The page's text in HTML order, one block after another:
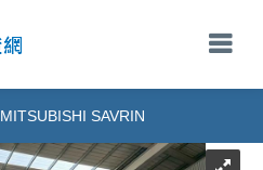
MITSUBISHI SAVRIN